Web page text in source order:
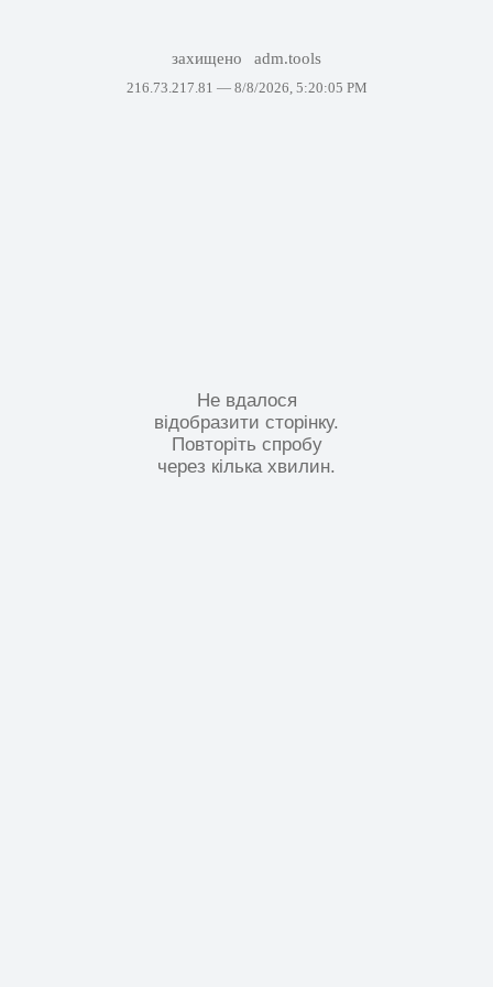
захищено adm.tools
216.73.217.81 — 8/8/2026, 5:20:05 PM
Не вдалося
відобразити сторінку.
Повторіть спробу
через кілька хвилин.